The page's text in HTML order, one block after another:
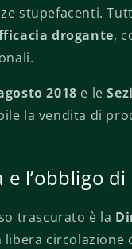
stupefacenti.
drogante,
2018 e le
la vendita di
l’obbligo
trascurato è la
circolazione